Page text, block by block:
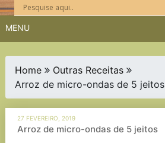
MENU
Home
Outras Receitas
Arroz de micro-ondas de 5 jeitos
27 FEVEREIRO, 2019
Arroz de micro-ondas de 5 jeitos